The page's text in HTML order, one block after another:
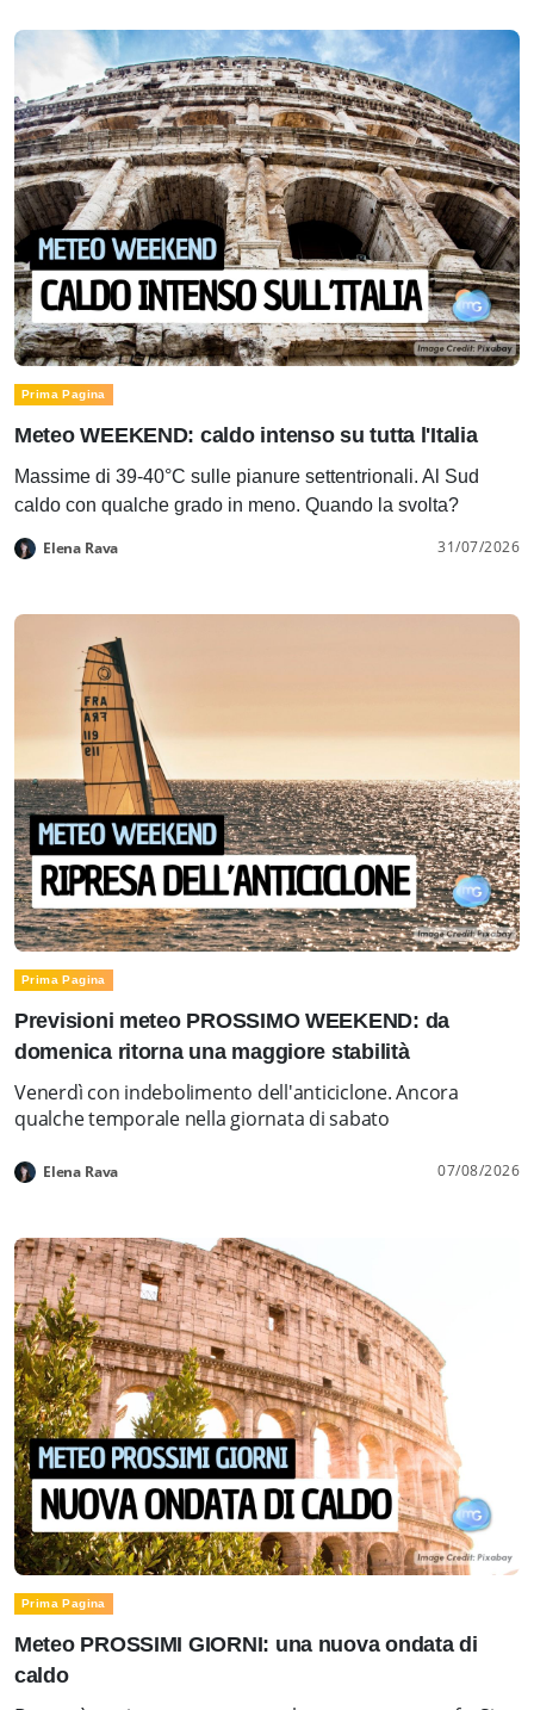
Prima Pagina
Meteo WEEKEND: caldo intenso su tutta l'Italia
Massime di 39-40°C sulle pianure settentrionali. Al Sud
caldo con qualche grado in meno. Quando la svolta?
Elena Rava 31/07/2026
Prima Pagina
Previsioni meteo PROSSIMO WEEKEND: da
domenica ritorna una maggiore stabilità
Venerdì con indebolimento dell'anticiclone. Ancora
qualche temporale nella giornata di sabato
Elena Rava 07/08/2026
Prima Pagina
Meteo PROSSIMI GIORNI: una nuova ondata di
caldo